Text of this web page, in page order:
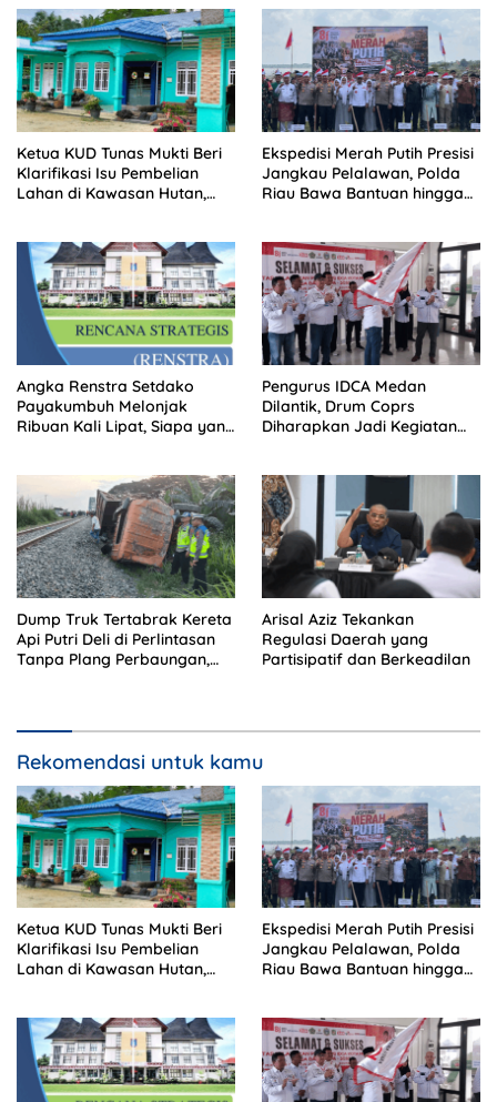
Ketua KUD Tunas Mukti Beri
Klarifikasi Isu Pembelian
Lahan di Kawasan Hutan,
Ekspedisi Merah Putih Presisi
Jangkau Pelalawan, Polda
Riau Bawa Bantuan hingga
Angka Renstra Setdako
Payakumbuh Melonjak
Ribuan Kali Lipat, Siapa yang
Pengurus IDCA Medan
Dilantik, Drum Coprs
Diharapkan Jadi Kegiatan
Dump Truk Tertabrak Kereta
Api Putri Deli di Perlintasan
Tanpa Plang Perbaungan,
Arisal Aziz Tekankan
Regulasi Daerah yang
Partisipatif dan Berkeadilan
Rekomendasi untuk kamu
Ketua KUD Tunas Mukti Beri
Klarifikasi Isu Pembelian
Lahan di Kawasan Hutan,
Ekspedisi Merah Putih Presisi
Jangkau Pelalawan, Polda
Riau Bawa Bantuan hingga